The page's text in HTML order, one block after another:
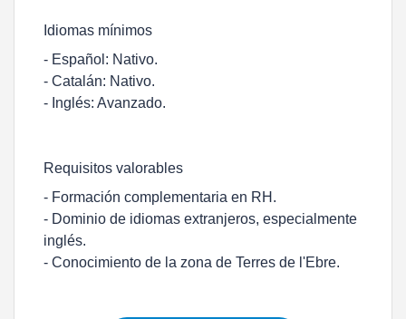
Idiomas mínimos
- Español: Nativo.
- Catalán: Nativo.
- Inglés: Avanzado.
Requisitos valorables
- Formación complementaria en RH.
- Dominio de idiomas extranjeros, especialmente
inglés.
- Conocimiento de la zona de Terres de l'Ebre.